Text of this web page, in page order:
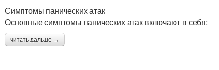
Симптомы панических атак
Основные симптомы панических атак включают в себя:
читать дальше →